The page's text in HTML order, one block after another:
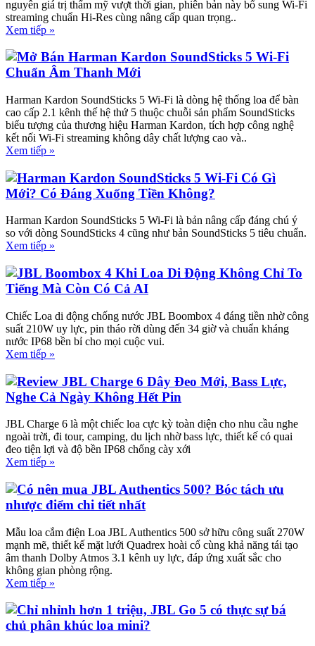
nguyên giá trị thẩm mỹ vượt thời gian, phiên bản này bổ sung Wi-Fi
streaming chuẩn Hi-Res cùng nâng cấp quan trọng..
Xem tiếp »
Mở Bán Harman Kardon SoundSticks 5 Wi-Fi
Chuẩn Âm Thanh Mới
Harman Kardon SoundSticks 5 Wi-Fi là dòng hệ thống loa để bàn
cao cấp 2.1 kênh thế hệ thứ 5 thuộc chuỗi sản phẩm SoundSticks
biểu tượng của thương hiệu Harman Kardon, tích hợp công nghệ
kết nối Wi-Fi streaming không dây chất lượng cao và..
Xem tiếp »
Harman Kardon SoundSticks 5 Wi-Fi Có Gì
Mới? Có Đáng Xuống Tiền Không?
Harman Kardon SoundSticks 5 Wi-Fi là bản nâng cấp đáng chú ý
so với dòng SoundSticks 4 cũng như bản SoundSticks 5 tiêu chuẩn.
Xem tiếp »
JBL Boombox 4 Khi Loa Di Động Không Chỉ To
Tiếng Mà Còn Có Cả AI
Chiếc Loa di động chống nước JBL Boombox 4 đáng tiền nhờ công
suất 210W uy lực, pin tháo rời dùng đến 34 giờ và chuẩn kháng
nước IP68 bền bỉ cho mọi cuộc vui.
Xem tiếp »
Review JBL Charge 6 Dây Đeo Mới, Bass Lực,
Nghe Cả Ngày Không Hết Pin
JBL Charge 6 là một chiếc loa cực kỳ toàn diện cho nhu cầu nghe
ngoài trời, đi tour, camping, du lịch nhờ bass lực, thiết kế có quai
đeo tiện lợi và độ bền IP68 chống cày xới
Xem tiếp »
Có nên mua JBL Authentics 500? Bóc tách ưu
nhược điểm chi tiết nhất
Mẫu loa cắm điện Loa JBL Authentics 500 sở hữu công suất 270W
mạnh mẽ, thiết kế mặt lưới Quadrex hoài cổ cùng khả năng tái tạo
âm thanh Dolby Atmos 3.1 kênh uy lực, đáp ứng xuất sắc cho
không gian phòng rộng.
Xem tiếp »
Chỉ nhỉnh hơn 1 triệu, JBL Go 5 có thực sự bá
chủ phân khúc loa mini?